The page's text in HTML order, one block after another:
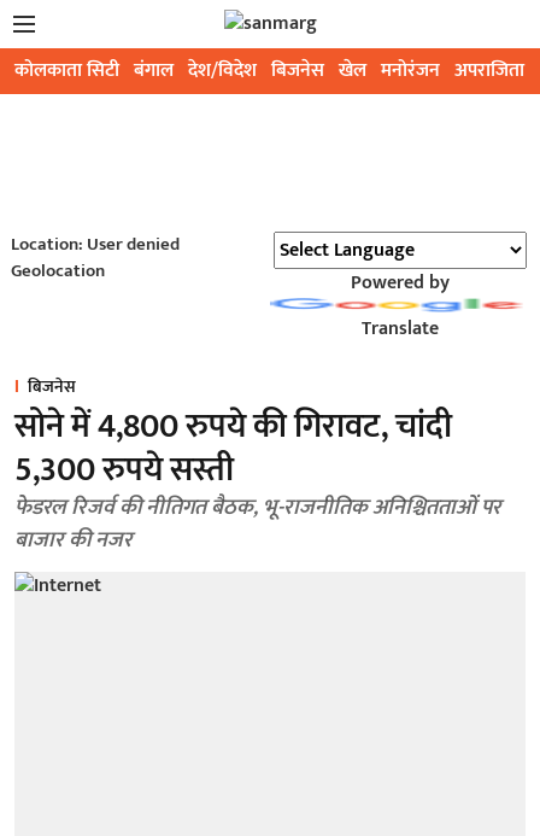
कोलकाता सिटी बंगाल देश/विदेश बिजनेस खेल मनोरंजन अपराजिता
Location: User denied
Geolocation
Powered by
Translate
बिजनेस
सोने में 4,800 रुपये की गिरावट, चांदी
5,300 रुपये सस्ती
फेडरल रिजर्व की नीतिगत बैठक, भू-राजनीतिक अनिश्चितताओं पर
बाजार की नजर